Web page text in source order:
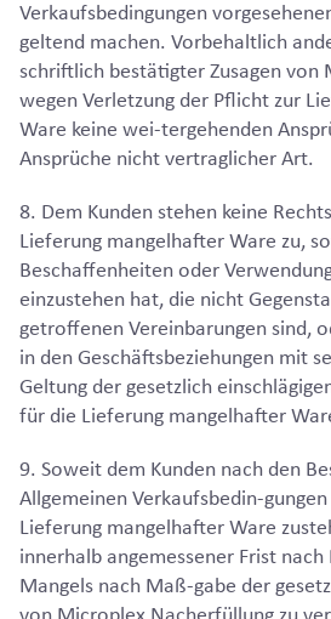
Verkaufsbedingungen
geltend machen. Vorbehaltlich
schriftlich bestätigter Zusagen von
wegen Verletzung der Pflicht zur
Ware keine wei-tergehenden
Ansprüche nicht vertraglicher Art.
8. Dem Kunden stehen keine
Lieferung mangelhafter Ware zu,
Beschaffenheiten oder
einzustehen hat, die nicht
getroffenen Vereinbarungen sind,
in den Geschäftsbeziehungen mit
Geltung der gesetzlich
für die Lieferung mangelhafter
9. Soweit dem Kunden nach den
Allgemeinen Verkaufsbedin-
Lieferung mangelhafter Ware
innerhalb angemessener Frist
Mangels nach Maß-gabe der